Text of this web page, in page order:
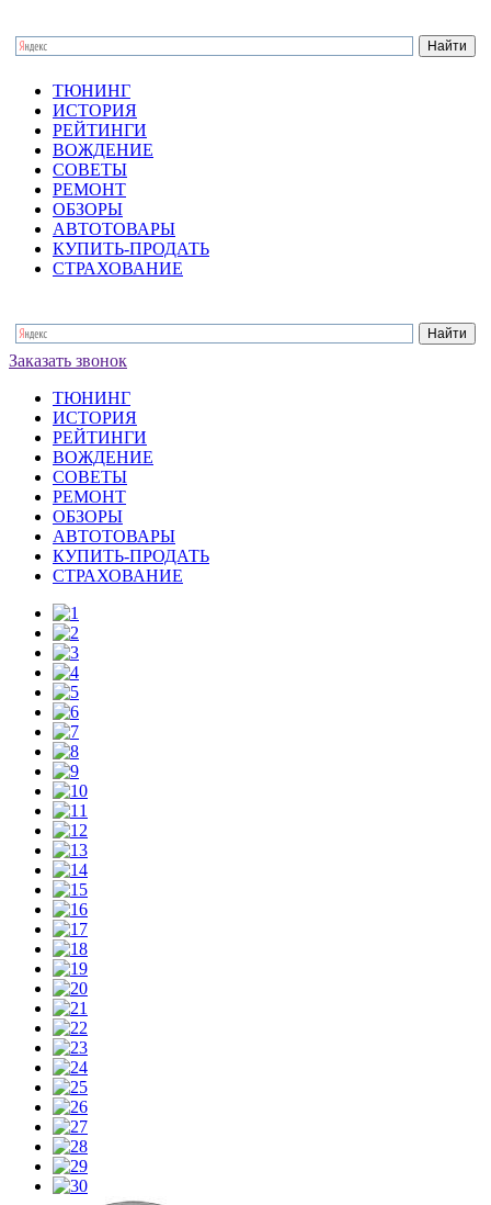
ТЮНИНГ
ИСТОРИЯ
РЕЙТИНГИ
ВОЖДЕНИЕ
СОВЕТЫ
РЕМОНТ
ОБЗОРЫ
АВТОТОВАРЫ
КУПИТЬ-ПРОДАТЬ
СТРАХОВАНИЕ
Заказать звонок
ТЮНИНГ
ИСТОРИЯ
РЕЙТИНГИ
ВОЖДЕНИЕ
СОВЕТЫ
РЕМОНТ
ОБЗОРЫ
АВТОТОВАРЫ
КУПИТЬ-ПРОДАТЬ
СТРАХОВАНИЕ